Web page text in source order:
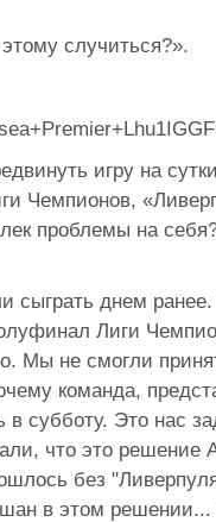
случиться?».
игру на
Чемпионов,
проблемы на
сыграть днем
Лиги
Мы не смогли
команда,
в субботу. Это нас
что это
без
в этом